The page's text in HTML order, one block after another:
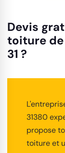
Devis
toiture de
31 ?
31380
propose
toiture et